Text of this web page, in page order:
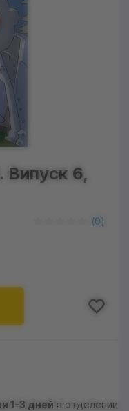
Випуск 6,
(0)
1-3 дней в отделении